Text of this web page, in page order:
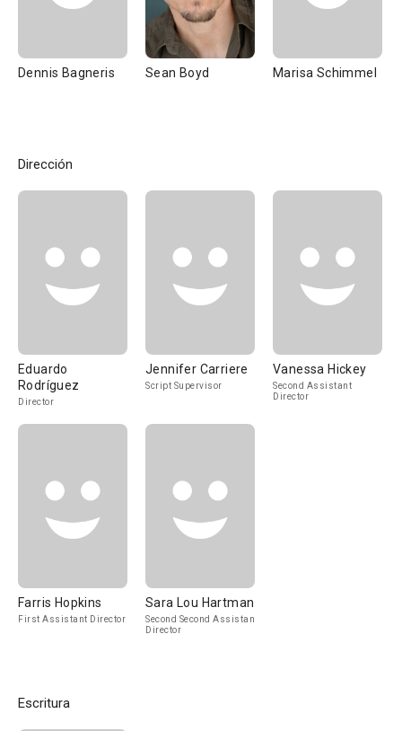
Dennis Bagneris Sean Boyd Marisa Schimmel
Dirección
Eduardo
Rodríguez
Director
Jennifer Carriere
Script Supervisor
Vanessa Hickey
Second Assistant
Director
Farris Hopkins
First Assistant Director
Sara Lou Hartman
Second Second Assistant
Director
Escritura